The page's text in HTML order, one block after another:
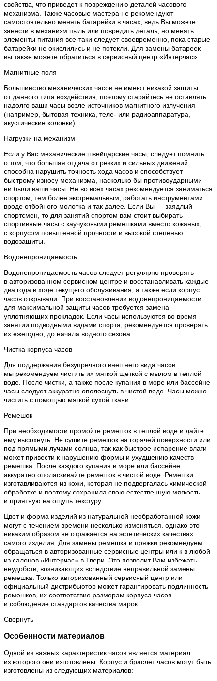
свойства, что приведет к повреждению деталей часового
механизма. Также часовые мастера не рекомендуют
самостоятельно менять батарейки в часах, ведь Вы можете
занести в механизм пыль или повредить деталь, но менять
элементы питания все-таки следует своевременно, пока старые
батарейки не окислились и не потекли. Для замены батареек
вы также можете обратиться в сервисный центр «Интерчас».
Магнитные поля
Большинство механических часов не имеют никакой защиты
от данного типа воздействия, поэтому старайтесь не оставлять
надолго ваши часы возле источников магнитного излучения
(например, бытовая техника, теле- или радиоаппаратура,
акустические колонки).
Нагрузки на механизм
Если у Вас механические швейцарские часы, следует помнить
о том, что большая отдача от резких и сильных движений
способна нарушить точность хода часов и способствует
быстрому износу механизма, насколько бы противоударными
ни были ваши часы. Не во всех часах рекомендуется заниматься
спортом, тем более экстремальным, работать инструментами
вроде отбойного молотка и так далее. Если Вы — заядлый
спортсмен, то для занятий спортом вам стоит выбирать
спортивные часы с каучуковыми ремешками вместо кожаных,
с корпусом повышенной прочности и высокой степенью
водозащиты.
Водонепроницаемость
Водонепроницаемость часов следует регулярно проверять
в авторизованном сервисном центре и восстанавливать каждые
два года в ходе текущего обслуживания, а также если корпус
часов открывали. При восстановлении водонепроницаемости
для максимальной защиты часов требуется замена
уплотняющих прокладок. Если часы используются во время
занятий подводными видами спорта, рекомендуется проверять
их ежегодно, до начала водного сезона.
Чистка корпуса часов
Для поддержания безупречного внешнего вида часов
мы рекомендуем чистить их мягкой щеткой с мылом в теплой
воде. После чистки, а также после купания в море или бассейне
часы следует аккуратно ополоснуть в чистой воде. Часы можно
чистить с помощью мягкой сухой ткани.
Ремешок
При необходимости промойте ремешок в теплой воде и дайте
ему высохнуть. Не сушите ремешок на горячей поверхности или
под прямыми лучами солнца, так как быстрое испарение влаги
может привести к нарушению формы и ухудшению качеств
ремешка. После каждого купания в море или бассейне
аккуратно ополаскивайте ремешок в чистой воде. Ремешки
изготавливаются из кожи, которая не подвергалась химической
обработке и поэтому сохранила свою естественную мягкость
и приятную на ощупь текстуру.
Цвет и форма изделий из натуральной необработанной кожи
могут с течением времени несколько изменяться, однако это
никаким образом не отражается на эстетических качествах
самого изделия. Для замены ремешка и пряжки рекомендуем
обращаться в авторизованные сервисные центры или к в любой
из салонов «Интерчас» в Твери. Это позволит Вам избежать
неудобств, возникающих вследствие неправильной замены
ремешка. Только авторизованный сервисный центр или
официальный дистрибьютор может гарантировать подлинность
ремешков, их соответствие размерам корпуса часов
и соблюдение стандартов качества марок.
Свернуть
Особенности материалов
Одной из важных характеристик часов является материал
из которого они изготовлены. Корпус и браслет часов могут быть
изготовлены из следующих материалов: